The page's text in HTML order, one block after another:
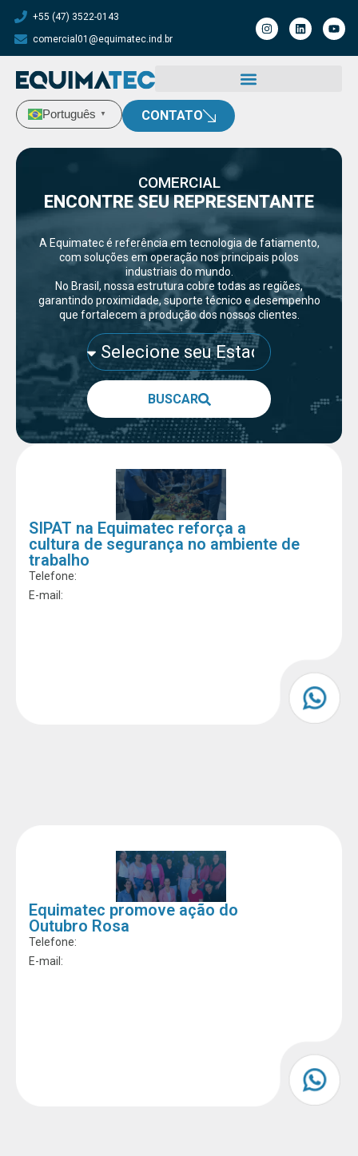
+55 (47) 3522-0143
comercial01@equimatec.ind.br
Português ▼ CONTATO
COMERCIAL
ENCONTRE SEU REPRESENTANTE
A Equimatec é referência em tecnologia de fatiamento,
com soluções em operação nos principais polos
industriais do mundo.
No Brasil, nossa estrutura cobre todas as regiões,
garantindo proximidade, suporte técnico e desempenho
que fortalecem a produção dos nossos clientes.
BUSCAR
SIPAT na Equimatec reforça a
cultura de segurança no ambiente de
trabalho
Telefone:
E-mail:
Equimatec promove ação do
Outubro Rosa
Telefone:
E-mail: